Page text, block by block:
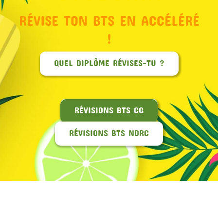
MON COMPTE
PANIER
RÉVISE TON BTS EN ACCÉLÉRÉ
!
QUEL DIPLÔME RÉVISES-TU ?
RÉVISIONS BTS CG
RÉVISIONS BTS NDRC